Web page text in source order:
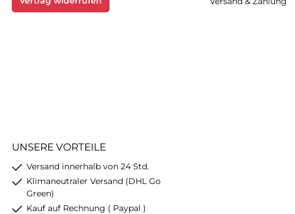
Material nicht an. Es bleibt
Material nicht an. Es bleibt
UNSERE VORTEILE
Versand innerhalb von 24 Std.
Klimaneutraler Versand (DHL Go
Green)
Kauf auf Rechnung ( Paypal )